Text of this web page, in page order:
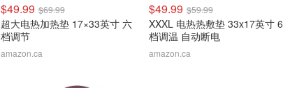
$49.99 $69.99
超大电热加热垫 17×33英寸 六
档调节
amazon.ca
$49.99 $59.99
XXXL 电热热敷垫 33x17英寸 6
档调温 自动断电
amazon.ca